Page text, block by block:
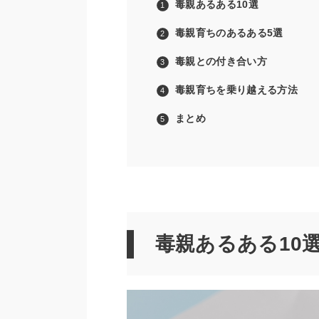
毒親あるある10選
毒親育ちのあるある5選
毒親との付き合い方
毒親育ちを乗り越える方法
まとめ
毒親あるある10